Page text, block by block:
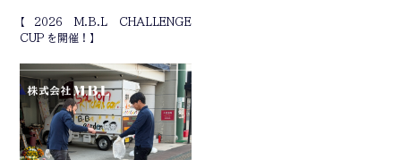
【2026 M.B.L CHALLENGE
CUP を開催！】